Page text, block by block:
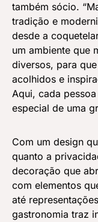
também sócio.
tradição e
desde a
um ambiente que
diversos, para
acolhidos e
Aqui, cada
especial de uma
Com um design
quanto a
decoração que
com elementos
até
gastronomia traz